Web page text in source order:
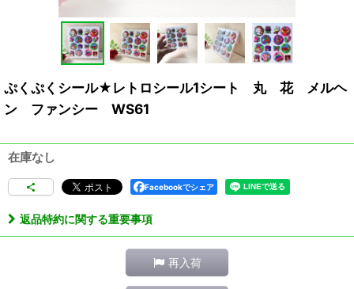
ぷくぷくシール★レトロシール1シート 丸 花 メルヘ
ン ファンシー WS61
在庫なし
Facebookでシェア
返品特約に関する重要事項
再入荷